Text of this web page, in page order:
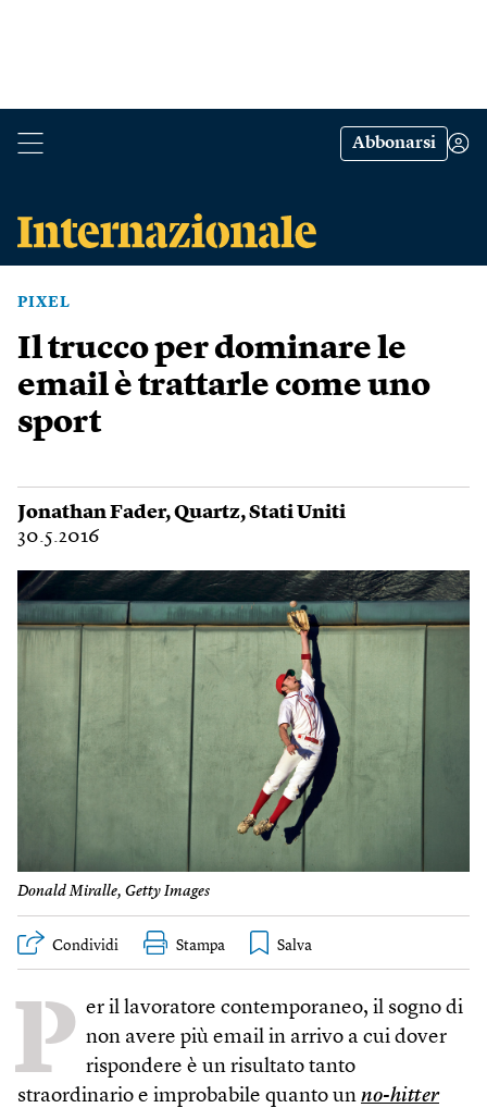
Abbonarsi
PIXEL
Il trucco per dominare le
email è trattarle come uno
sport
Jonathan Fader,Quartz,Stati Uniti
30.5.2016
Donald Miralle, Getty Images
Condividi Stampa
P er il lavoratore contemporaneo, il sogno di
non avere più email in arrivo a cui dover
rispondere è un risultato tanto
straordinario e improbabile quanto un no-hitter